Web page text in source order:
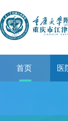
首页 医